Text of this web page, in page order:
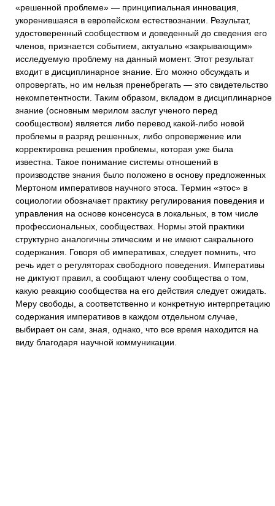
«решенной проблеме» — принципиальная инновация,
укоренившаяся в европейском естествознании. Результат,
удостоверенный сообществом и доведенный до сведения его
членов, признается событием, актуально «закрывающим»
исследуемую проблему на данный момент. Этот результат
входит в дисциплинарное знание. Его можно обсуждать и
опровергать, но им нельзя пренебрегать — это свидетельство
некомпетентности. Таким образом, вкладом в дисциплинарное
знание (основным мерилом заслуг ученого перед
сообществом) является либо перевод какой-либо новой
проблемы в разряд решенных, либо опровержение или
корректировка решения проблемы, которая уже была
известна. Такое понимание системы отношений в
производстве знания было положено в основу предложенных
Мертоном императивов научного этоса. Термин «этос» в
социологии обозначает практику регулирования поведения и
управления на основе консенсуса в локальных, в том числе
профессиональных, сообществах. Нормы этой практики
структурно аналогичны этическим и не имеют сакрального
содержания. Говоря об императивах, следует помнить, что
речь идет о регуляторах свободного поведения. Императивы
не диктуют правил, а сообщают члену сообщества о том,
какую реакцию сообщества на его действия следует ожидать.
Меру свободы, а соответственно и конкретную интерпретацию
содержания императивов в каждом отдельном случае,
выбирает он сам, зная, однако, что все время находится на
виду благодаря научной коммуникации.